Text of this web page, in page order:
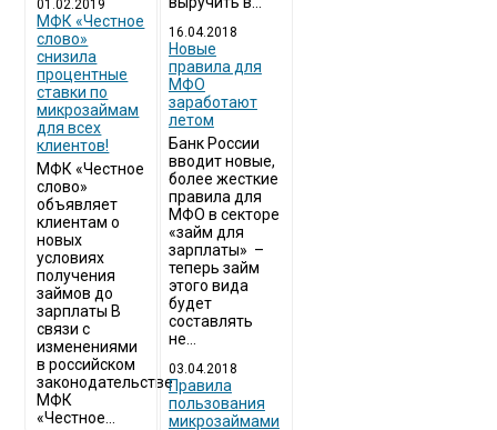
01.02.2019
МФК «Честное
слово»
снизила
процентные
ставки по
микрозаймам
для всех
клиентов!
МФК «Честное
слово»
объявляет
клиентам о
новых
условиях
получения
займов до
зарплаты В
связи с
изменениями
в российском
законодательстве
МФК
«Честное...
16.04.2018
Новые
правила для
МФО
заработают
летом
Банк России
вводит новые,
более жесткие
правила для
МФО в секторе
«займ для
зарплаты» –
теперь займ
этого вида
будет
составлять
не...
03.04.2018
​Правила
пользования
микрозаймами